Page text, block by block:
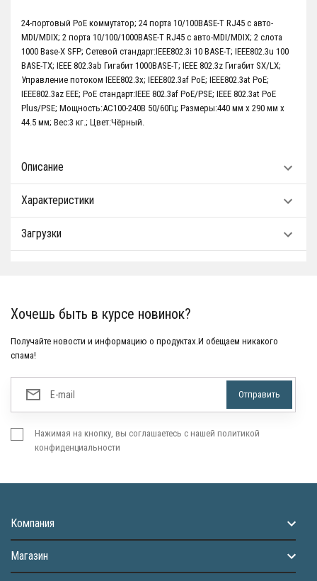
24-портовый PoE коммутатор; 24 порта 10/100BASE-T RJ45 с авто-
MDI/MDIX; 2 порта 10/100/1000BASE-T RJ45 с авто-MDI/MDIX; 2 слота
1000 Base-X SFP; Сетевой стандарт:IEEE802.3i 10 BASE-T; IEEE802.3u 100
BASE-TX; IEEE 802.3ab Гигабит 1000BASE-T; IEEE 802.3z Гигабит SX/LX;
Управление потоком IEEE802.3x; IEEE802.3af РоЕ; IEEE802.3at РоЕ;
IEEE802.3az EEE; PoE стандарт:IEEE 802.3af РоЕ/PSE; IEEE 802.3at РоЕ
Plus/PSE; Мощность:AC100-240В 50/60Гц; Размеры:440 мм x 290 мм x
44.5 мм; Вес:3 кг.; Цвет:Чёрный.
Описание
Характеристики
Загрузки
Хочешь быть в курсе новинок?
Получайте новости и информацию о продуктах.И обещаем никакого
спама!
Нажимая на кнопку, вы соглашаетесь с нашей политикой
конфиденциальности
Компания
Магазин